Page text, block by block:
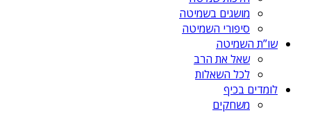
מושגים בשמיטה
סיפורי השמיטה
שו”ת השמיטה
שאל את הרב
לכל השאלות
לומדים בכיף
משחקים